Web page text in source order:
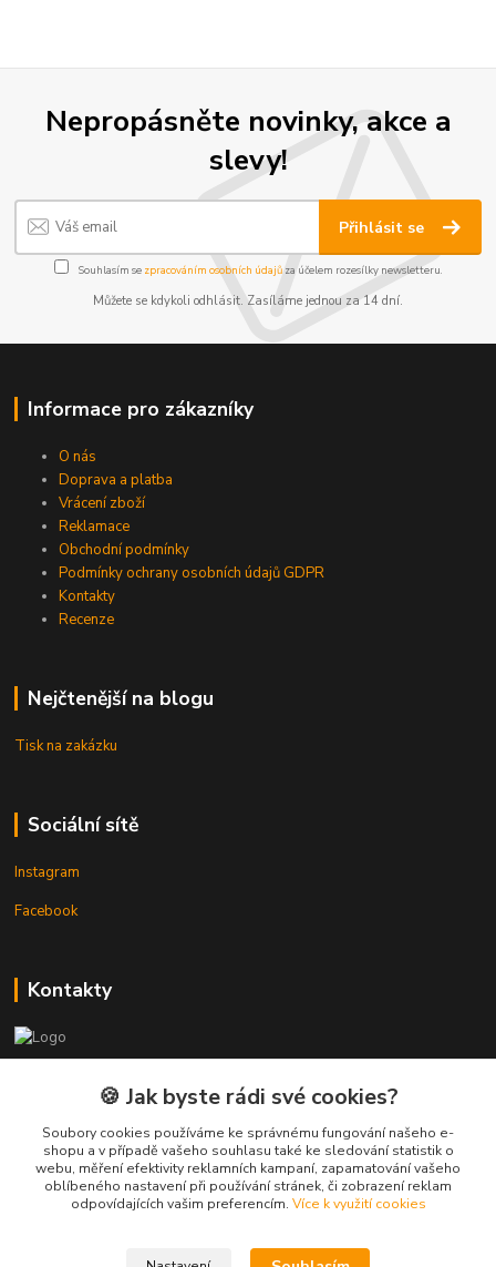
Nepropásněte novinky, akce a
slevy!
Přihlásit se
Souhlasím se zpracováním osobních údajůza účelem rozesílky newsletteru.
Můžete se kdykoli odhlásit. Zasíláme jednou za 14 dní.
Informace pro zákazníky
O nás
Doprava a platba
Vrácení zboží
Reklamace
Obchodní podmínky
Podmínky ochrany osobních údajů GDPR
Kontakty
Recenze
Nejčtenější na blogu
Tisk na zakázku
Sociální sítě
Instagram
Facebook
Kontakty
Tomáš Placatka
+420 728 969 499
info@3dtisktopla-shop.cz
🍪 Jak byste rádi své cookies?
Soubory cookies používáme ke správnému fungování našeho e-
shopu a v případě vašeho souhlasu také ke sledování statistik o
webu, měření efektivity reklamních kampaní, zapamatování vašeho
oblíbeného nastavení při používání stránek, či zobrazení reklam
odpovídajících vašim preferencím. Více k využití cookies